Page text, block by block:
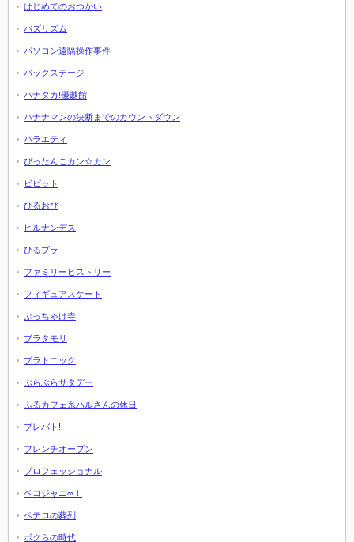
はじめてのおつかい
バズリズム
パソコン遠隔操作事件
バックステージ
ハナタカ!優越館
バナナマンの決断までのカウントダウン
バラエティ
ぴったんこカン☆カン
ビビット
ひるおび
ヒルナンデス
ひるブラ
ファミリーヒストリー
フィギュアスケート
ぶっちゃけ寺
ブラタモリ
プラトニック
ぶらぶらサタデー
ふるカフェ系ハルさんの休日
プレバト!!
フレンチオープン
プロフェッショナル
ペコジャニ∞！
ペテロの葬列
ボクらの時代